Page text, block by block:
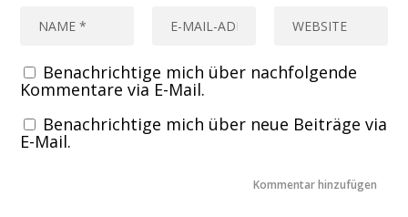
Benachrichtige mich über nachfolgende
Kommentare via E-Mail.
Benachrichtige mich über neue Beiträge via
E-Mail.